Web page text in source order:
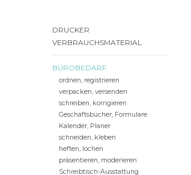
DRUCKER
VERBRAUCHSMATERIAL
BÜROBEDARF
ordnen, registrieren
verpacken, versenden
schreiben, korrigieren
Geschäftsbücher, Formulare
Kalender, Planer
schneiden, kleben
heften, lochen
präsentieren, moderieren
Schreibtisch-Ausstattung